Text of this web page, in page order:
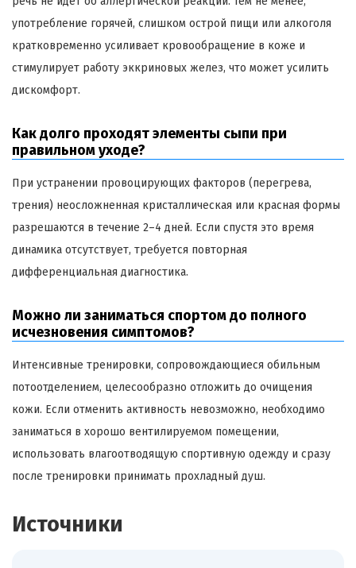
употребление горячей, слишком острой пищи или алкоголя
кратковременно усиливает кровообращение в коже и
стимулирует работу эккриновых желез, что может усилить
дискомфорт.
Как долго проходят элементы сыпи при
правильном уходе?
При устранении провоцирующих факторов (перегрева,
трения) неосложненная кристаллическая или красная формы
разрешаются в течение 2–4 дней. Если спустя это время
динамика отсутствует, требуется повторная
дифференциальная диагностика.
Можно ли заниматься спортом до полного
исчезновения симптомов?
Интенсивные тренировки, сопровождающиеся обильным
потоотделением, целесообразно отложить до очищения
кожи. Если отменить активность невозможно, необходимо
заниматься в хорошо вентилируемом помещении,
использовать влагоотводящую спортивную одежду и сразу
после тренировки принимать прохладный душ.
Источники